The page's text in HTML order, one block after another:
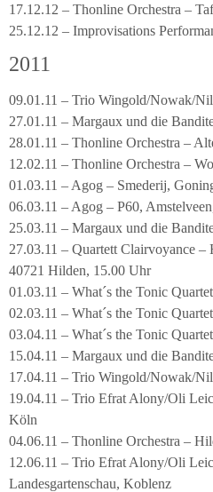
17.12.12 – Thonline Orchestra –
25.12.12 – Improvisations
2011
09.01.11 – Trio Wingold/Nowak/
27.01.11 – Margaux und die
28.01.11 – Thonline Orchestra –
12.02.11 – Thonline Orchestra –
01.03.11 – Agog – Smederij,
06.03.11 – Agog – P60,
25.03.11 – Margaux und die
27.03.11 – Quartett Clairvoyance –
40721 Hilden, 15.00 Uhr
01.03.11 – What´s the Tonic
02.03.11 – What´s the Tonic
03.04.11 – What´s the Tonic
15.04.11 – Margaux und die
17.04.11 – Trio Wingold/Nowak/
19.04.11 – Trio Efrat Alony/Oli
Köln
04.06.11 – Thonline Orchestra –
12.06.11 – Trio Efrat Alony/Oli
Landesgartenschau, Koblenz